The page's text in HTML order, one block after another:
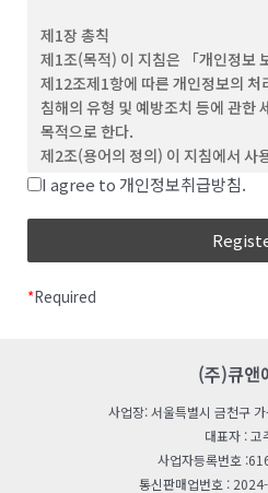
단체를 말합니다.
(4) “비회원”이라 함은 회원에 가입
웹사이트에서 제공하는 서비스를
(5) “아이디(ID)”라 함은 회원의 식
회원이 정하고 회사가 승인하는 문자
의미합니다.
(6) ‘비밀번호’라 함은 회원이 부여
(7) ‘해지’라 함은 회사 또는 회원이
(2) 회사는 합리적인 사유가 발생할
않는 범위 안에서 약관을 변경할 수
제1항과 같이 회원에게 공지함으로
제 4 조 (약관 외 준칙)
제1장 총칙
제1조(목적) 이 지침은 「개인정보
제12조제1항에 따른 개인정보의 처
침해의 유형 및 예방조치 등에 관한
목적으로 한다.
제2조(용어의 정의) 이 지침에서 사
같다.
이용, 제공, 공개, 파기(破
“개인정보처리자”란 업무
모든 공공기관, 법인ㆍ단
보호법 시행령」(이하 “
“친목단체”란 학교, 지역,
I agree to 개인정보취급방침.
*Required
(주)큐앤
사업장: 서울특별시 금천구
대표자 : 고
사업자등록번호
통신판매업번호 :